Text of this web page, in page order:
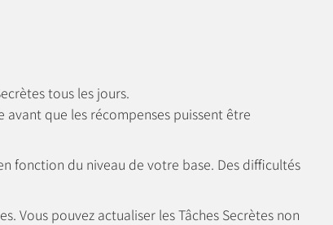
tous les jours.
que les récompenses puissent être
fonction du niveau de votre base. Des difficultés
Vous pouvez actualiser les Tâches Secrètes non